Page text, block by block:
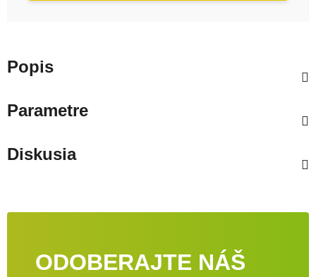
Popis
Parametre
Diskusia
ODOBERAJTE NÁŠ